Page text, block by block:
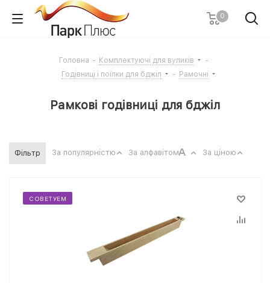
0
Головна - Комплектуючі для вуликів
-
Годівниці і поїлки для бджіл
- Рамочні
Рамкові годівниці для бджіл
Фільтр За популярністю За алфавітом За ціною
СОВЕТУЕМ